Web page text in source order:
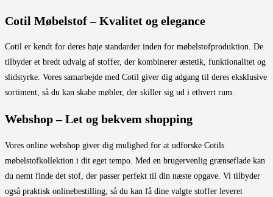
Cotil Møbelstof – Kvalitet og elegance
Cotil er kendt for deres høje standarder inden for møbelstofproduktion. De
tilbyder et bredt udvalg af stoffer, der kombinerer æstetik, funktionalitet og
slidstyrke. Vores samarbejde med Cotil giver dig adgang til deres eksklusive
sortiment, så du kan skabe møbler, der skiller sig ud i ethvert rum.
Webshop – Let og bekvem shopping
Vores online webshop giver dig mulighed for at udforske Cotils
møbelstofkollektion i dit eget tempo. Med en brugervenlig grænseflade kan
du nemt finde det stof, der passer perfekt til din næste opgave. Vi tilbyder
også praktisk onlinebestilling, så du kan få dine valgte stoffer leveret